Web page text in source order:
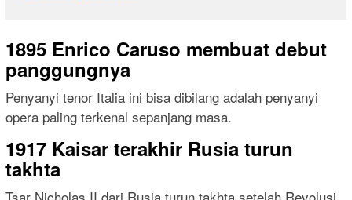
1895 Enrico Caruso membuat debut
panggungnya
Penyanyi tenor Italia ini bisa dibilang adalah penyanyi
opera paling terkenal sepanjang masa.
1917 Kaisar terakhir Rusia turun
takhta